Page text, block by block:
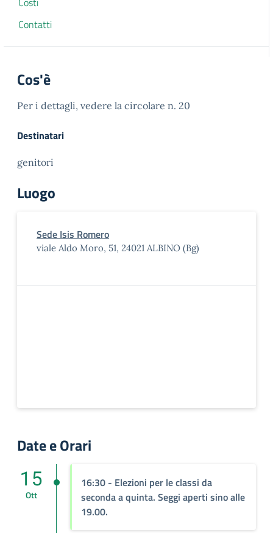
Contatti
Cos'è
Per i dettagli, vedere la circolare n. 20
Destinatari
genitori
Luogo
Sede Isis Romero
viale Aldo Moro, 51, 24021 ALBINO (Bg)
Date e Orari
16:30 - Elezioni per le classi da
seconda a quinta. Seggi aperti sino alle
19.00.
15
Ott